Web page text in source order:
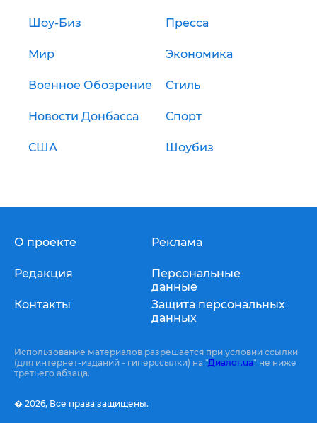
Шоу-Биз Пресса
Мир Экономика
Военное Обозрение Стиль
Новости Донбасса Спорт
США Шоубиз
О проекте
Редакция
Контакты
Реклама
Персональные
данные
Защита персональных
данных
Использование материалов разрешается при условии ссылки
(для интернет-изданий - гиперссылки) на "Диалог.ua" не ниже
третьего абзаца.
� 2026, Все права защищены.